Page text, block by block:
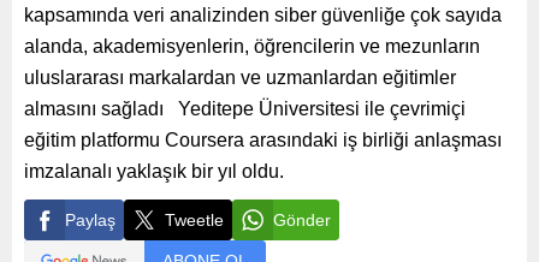
kapsamında veri analizinden siber güvenliğe çok sayıda
alanda, akademisyenlerin, öğrencilerin ve mezunların
uluslararası markalardan ve uzmanlardan eğitimler
almasını sağladı Yeditepe Üniversitesi ile çevrimiçi
eğitim platformu Coursera arasındaki iş birliği anlaşması
imzalanalı yaklaşık bir yıl oldu.
Paylaş Tweetle Gönder